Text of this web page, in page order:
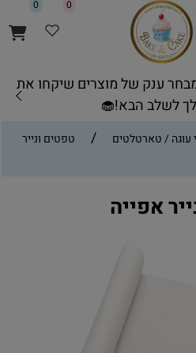
ענק של מוצרים שיקחו את
לשלב הבא!🧁
0 0
עוגה / טארטלטים /
טפטים ונייר
אפייה